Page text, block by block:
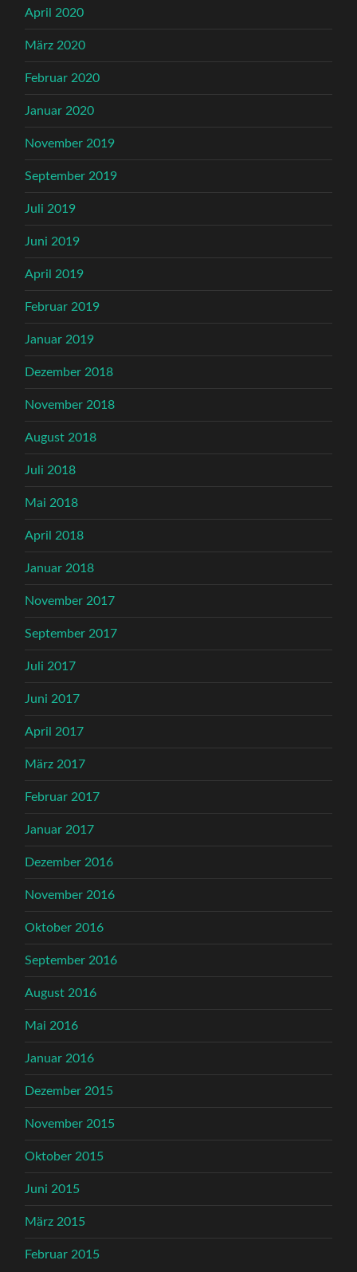
April 2020
März 2020
Februar 2020
Januar 2020
November 2019
September 2019
Juli 2019
Juni 2019
April 2019
Februar 2019
Januar 2019
Dezember 2018
November 2018
August 2018
Juli 2018
Mai 2018
April 2018
Januar 2018
November 2017
September 2017
Juli 2017
Juni 2017
April 2017
März 2017
Februar 2017
Januar 2017
Dezember 2016
November 2016
Oktober 2016
September 2016
August 2016
Mai 2016
Januar 2016
Dezember 2015
November 2015
Oktober 2015
Juni 2015
März 2015
Februar 2015